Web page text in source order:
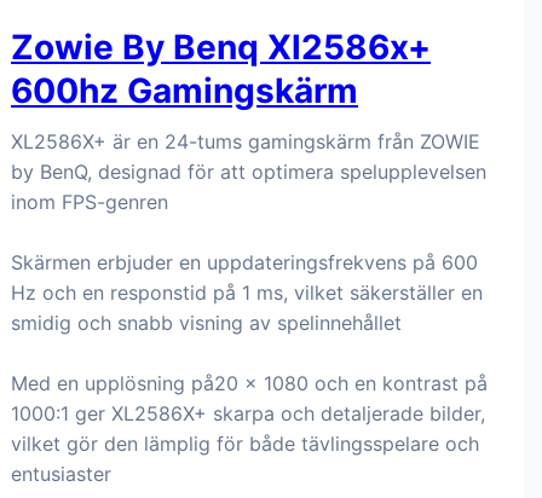
Zowie By Benq Xl2586x+
600hz Gamingskärm
XL2586X+ är en 24-tums gamingskärm från ZOWIE
by BenQ, designad för att optimera spelupplevelsen
inom FPS-genren
Skärmen erbjuder en uppdateringsfrekvens på 600
Hz och en responstid på 1 ms, vilket säkerställer en
smidig och snabb visning av spelinnehållet
Med en upplösning på20 x 1080 och en kontrast på
1000:1 ger XL2586X+ skarpa och detaljerade bilder,
vilket gör den lämplig för både tävlingsspelare och
entusiaster